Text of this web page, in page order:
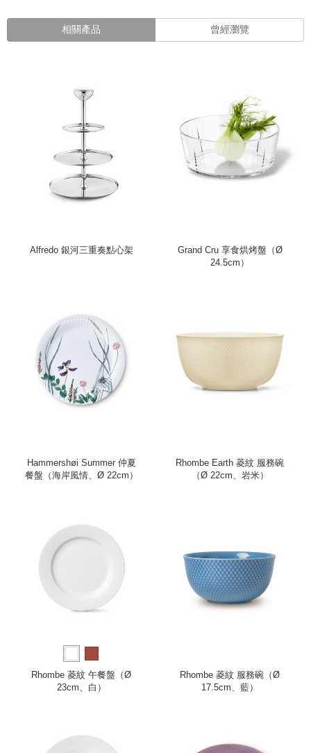
相關產品 曾經瀏覽
Alfredo 銀河三重奏點心架
Grand Cru 享食烘烤盤（Ø
24.5cm）
Hammershøi Summer 仲夏
餐盤（海岸風情、Ø 22cm）
Rhombe Earth 菱紋 服務碗
（Ø 22cm、岩米）
Rhombe 菱紋 午餐盤（Ø
23cm、白）
Rhombe 菱紋 服務碗（Ø
17.5cm、藍）